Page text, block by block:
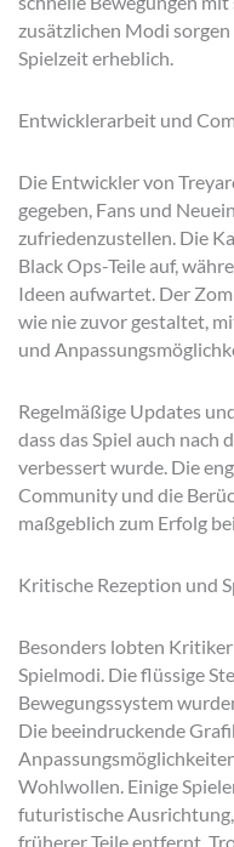
zusätzlichen Modi
Spielzeit erheblich.
Entwicklerarbeit und
Die Entwickler von
gegeben, Fans und
zufriedenzustellen. Die
Black Ops-Teile auf,
Ideen aufwartet. Der
wie nie zuvor gestaltet,
und
Regelmäßige Updates
dass das Spiel auch nach
verbessert wurde. Die
Community und die
maßgeblich zum Erfolg
Kritische Rezeption und
Besonders lobten
Spielmodi. Die flüssige
Bewegungssystem
Die beeindruckende
Wohlwollen. Einige
futuristische
früherer Teile entfernt.